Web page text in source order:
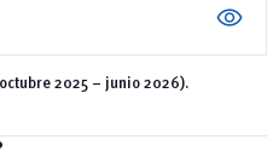
visibility
2025 – junio 2026).